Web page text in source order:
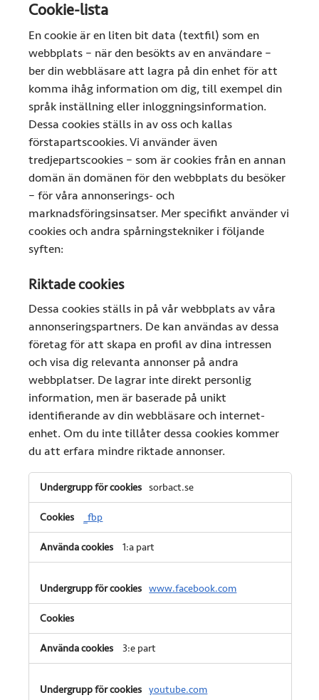
Cookie-lista
En cookie är en liten bit data (textfil) som en
webbplats – när den besökts av en användare –
ber din webbläsare att lagra på din enhet för att
komma ihåg information om dig, till exempel din
språk inställning eller inloggningsinformation.
Dessa cookies ställs in av oss och kallas
förstapartscookies. Vi använder även
tredjepartscookies – som är cookies från en annan
domän än domänen för den webbplats du besöker
– för våra annonserings- och
marknadsföringsinsatser. Mer specifikt använder vi
cookies och andra spårningstekniker i följande
syften:
Riktade cookies
Dessa cookies ställs in på vår webbplats av våra
annonseringspartners. De kan användas av dessa
företag för att skapa en profil av dina intressen
och visa dig relevanta annonser på andra
webbplatser. De lagrar inte direkt personlig
information, men är baserade på unikt
identifierande av din webbläsare och internet-
enhet. Om du inte tillåter dessa cookies kommer
du att erfara mindre riktade annonser.
Riktade
cookies
sorbact.se
_fbp
1:a part
www.facebook.com
3:e part
youtube.com